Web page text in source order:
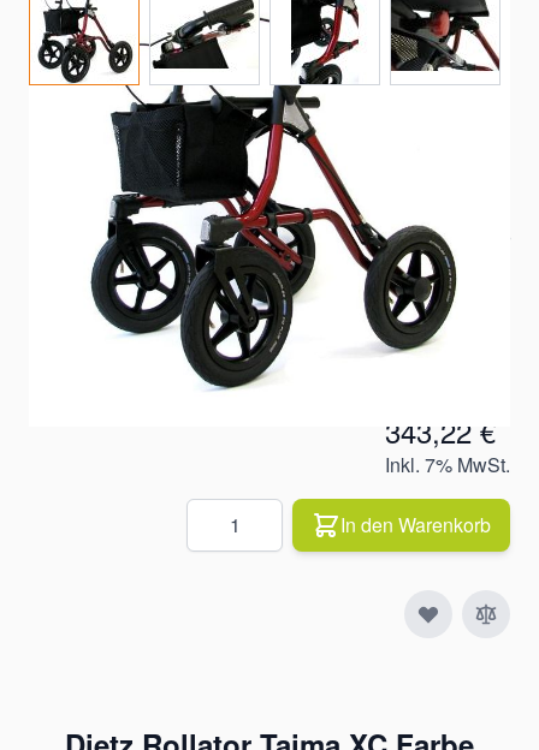
Gewicht 9,1 kg Belastbarkeit 150 kg Einfach faltbar und
verriegelbar Gehstockhalter und Netztasche inklusive
Sehr guter Federungskomfort durch die Luftbereifung
Auf Lager
Artikelnummer 340448000
versandkostenfrei
343,22 €
Inkl. 7% MwSt.
Quantity
In den Warenkorb